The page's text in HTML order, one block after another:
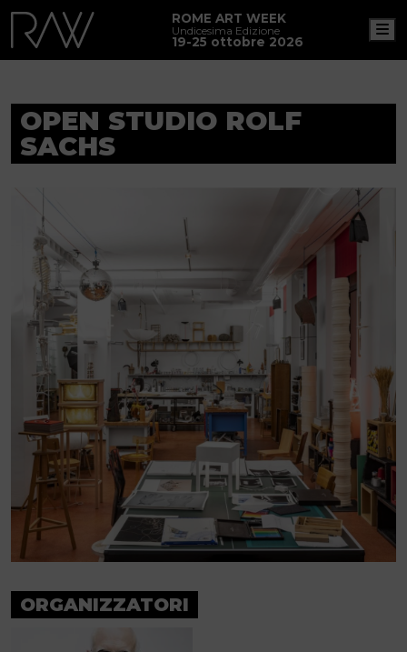
ROME ART WEEK
Undicesima Edizione
19-25 ottobre 2026
OPEN STUDIO ROLF
SACHS
ORGANIZZATORI